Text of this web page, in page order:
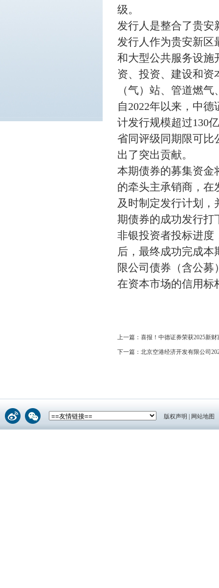
级。
发行人是整合了贵安
发行人作为贵安新区
和大型公共服务设施
资、投资、建设和资
（气）站、管道燃
自2022年以来，中
计发行规模超过130
省同评级同期限可比
出了突出贡献。
本期债券的募集资金
的牵头主承销商，在
及时制定发行计划，
期债券的成功发行打
非银投资者投标进度
后，最终成功完成
限公司债券（含公
在资本市场的信用标
上一篇： 喜报！中德证券荣获2025新
下一篇： 北京空港经济开发有限公司
版权声明 网站地图